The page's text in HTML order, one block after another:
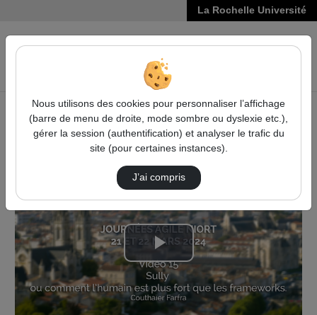
La Rochelle Université
VIDÉOS
Accueil
Vidéos
Sully ou comment l'Humain est plus fort que …
Lire
la
Nous utilisons des cookies pour personnaliser l’affichage
(barre de menu de droite, mode sombre ou dyslexie etc.),
gérer la session (authentification) et analyser le trafic du
site (pour certaines instances).
J’ai compris